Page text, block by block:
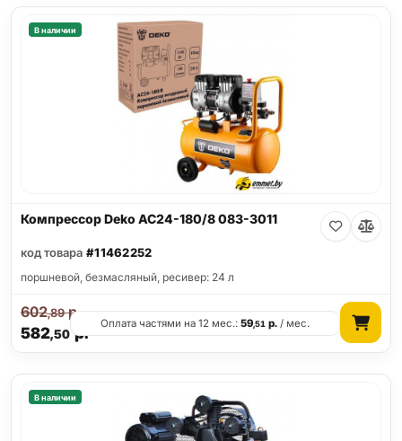
В наличии
Компрессор Deko AC24-180/8 083-3011
код товара #11462252
поршневой, безмасляный, ресивер: 24 л
582,50р.
602,89р.
Оплата частями на 12 мес.:59,51 р. / мес.
В наличии